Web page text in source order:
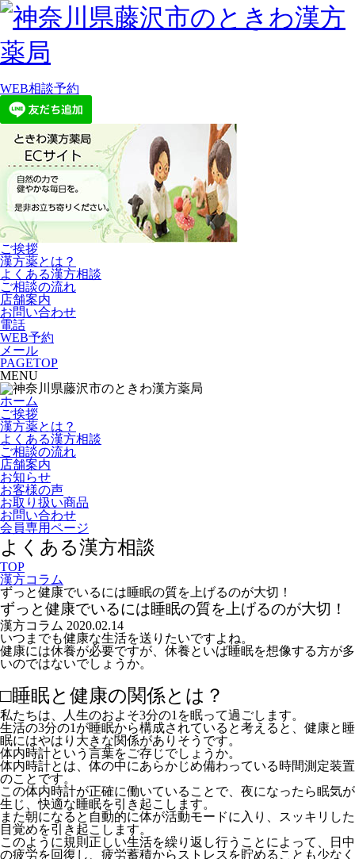
WEB相談予約
ご挨拶
漢方薬とは？
よくある漢方相談
ご相談の流れ
店舗案内
お問い合わせ
電話
WEB予約
メール
PAGETOP
MENU
ホーム
ご挨拶
漢方薬とは？
よくある漢方相談
ご相談の流れ
店舗案内
お知らせ
お客様の声
お取り扱い商品
お問い合わせ
会員専用ページ
よくある漢方相談
TOP
漢方コラム
ずっと健康でいるには睡眠の質を上げるのが大切！
ずっと健康でいるには睡眠の質を上げるのが大切！
漢方コラム 2020.02.14
いつまでも健康な生活を送りたいですよね。
健康には休養が必要ですが、休養といば睡眠を想像する方が多
いのではないでしょうか。
□睡眠と健康の関係とは？
私たちは、人生のおよそ3分の1を眠って過ごします。
生活の3分の1が睡眠から構成されていると考えると、健康と睡
眠にはやはり大きな関係がありそうです。
体内時計という言葉をご存じでしょうか。
体内時計とは、体の中にあらかじめ備わっている時間測定装置
のことです。
この体内時計が正確に働いていることで、夜になったら眠気が
生じ、快適な睡眠を引き起こします。
また朝になると自動的に体が活動モードに入り、スッキリした
目覚めを引き起こします。
このように規則正しい生活を繰り返し行うことによって、日中
の疲労を回復し、疲労蓄積からストレスを貯めることも少なく